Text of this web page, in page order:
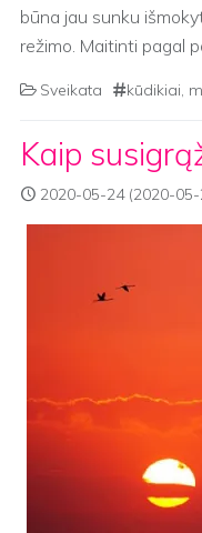
būna jau sunku
režimo. Maitinti pagal
Sveikata kūdikiai,
Kaip
2020-05-24(2020-05-